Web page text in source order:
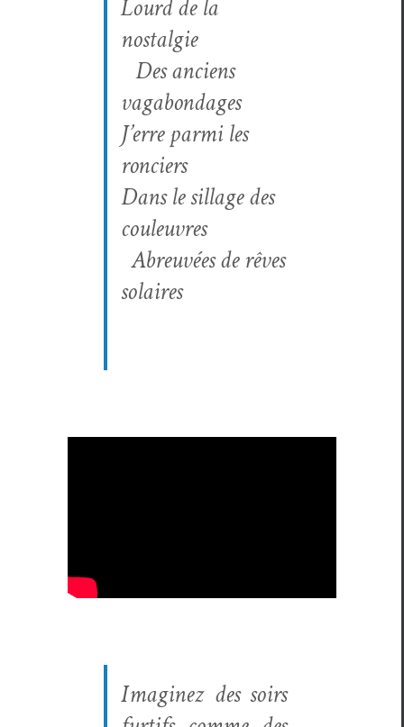
Lourd de la
nostalgie
Des anciens
vagabondages
J’erre par­mi les
ronciers
Dans le sil­lage des
couleuvres
Abreuvées de rêves
solaires
Imag­inez des soirs